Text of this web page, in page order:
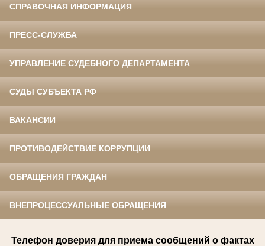
СПРАВОЧНАЯ ИНФОРМАЦИЯ
ПРЕСС-СЛУЖБА
УПРАВЛЕНИЕ СУДЕБНОГО ДЕПАРТАМЕНТА
СУДЫ СУБЪЕКТА РФ
ВАКАНСИИ
ПРОТИВОДЕЙСТВИЕ КОРРУПЦИИ
ОБРАЩЕНИЯ ГРАЖДАН
ВНЕПРОЦЕССУАЛЬНЫЕ ОБРАЩЕНИЯ
Телефон доверия для приема сообщений о фактах